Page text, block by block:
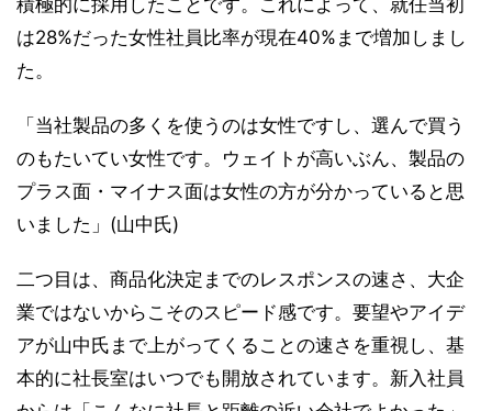
は28%だった女性社員比率が現在40%まで増加しまし
た。
「当社製品の多くを使うのは女性ですし、選んで買う
のもたいてい女性です。ウェイトが高いぶん、製品の
プラス面・マイナス面は女性の方が分かっていると思
いました」(山中氏)
二つ目は、商品化決定までのレスポンスの速さ、大企
業ではないからこそのスピード感です。要望やアイデ
アが山中氏まで上がってくることの速さを重視し、基
本的に社長室はいつでも開放されています。新入社員